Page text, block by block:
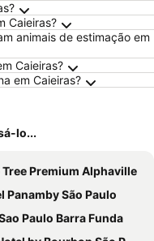
Caieiras?
animais de estimação em
Caieiras?
em Caieiras?
lo...
Tree Premium Alphaville
Panamby São Paulo
Paulo Barra Funda